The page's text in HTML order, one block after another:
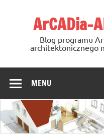
ArCADia-
Blog programu
architektonicznego
MENU